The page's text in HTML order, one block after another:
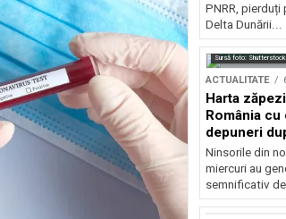
PNRR, pierduți
Delta Dunării...
Sursă foto: Shutterstock
ACTUALITATE
Harta
România cu
depuneri
Ninsorile din
miercuri au
semnificativ